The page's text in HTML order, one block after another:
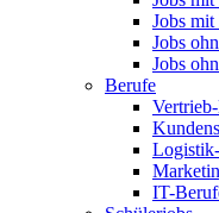
Jobs mit
Jobs
Jobs
Berufe
IT-